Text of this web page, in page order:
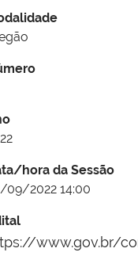
hora da Sessão
09/2022 14:00
www.gov.br/